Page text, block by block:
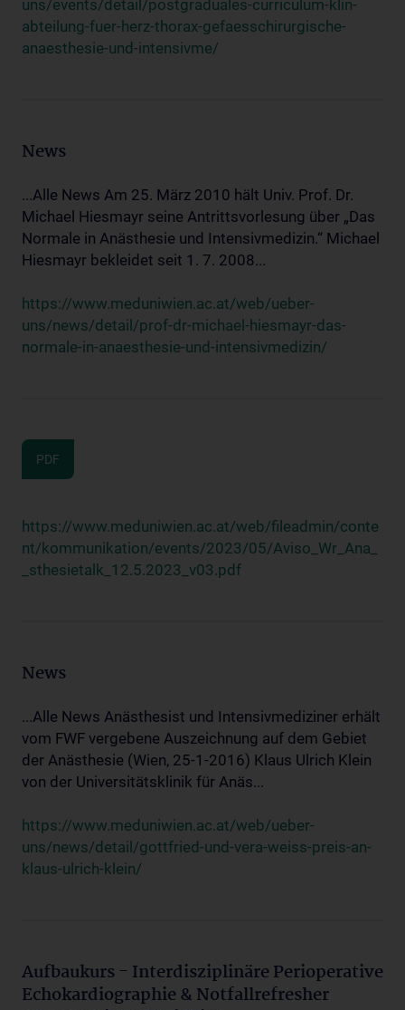
uns/events/detail/postgraduales-curriculum-klin-
abteilung-fuer-herz-thorax-gefaesschirurgische-
anaesthesie-und-intensivme/
News
...Alle News Am 25. März 2010 hält Univ. Prof. Dr.
Michael Hiesmayr seine Antrittsvorlesung über „Das
Normale in Anästhesie und Intensivmedizin.“ Michael
Hiesmayr bekleidet seit 1. 7. 2008...
https://www.meduniwien.ac.at/web/ueber-
uns/news/detail/prof-dr-michael-hiesmayr-das-
normale-in-anaesthesie-und-intensivmedizin/
PDF
https://www.meduniwien.ac.at/web/fileadmin/conte
nt/kommunikation/events/2023/05/Aviso_Wr_Ana_
_sthesietalk_12.5.2023_v03.pdf
News
...Alle News Anästhesist und Intensivmediziner erhält
vom FWF vergebene Auszeichnung auf dem Gebiet
der Anästhesie (Wien, 25-1-2016) Klaus Ulrich Klein
von der Universitätsklinik für Anäs...
https://www.meduniwien.ac.at/web/ueber-
uns/news/detail/gottfried-und-vera-weiss-preis-an-
klaus-ulrich-klein/
Aufbaukurs - Interdisziplinäre Perioperative
Echokardiographie & Notfallrefresher